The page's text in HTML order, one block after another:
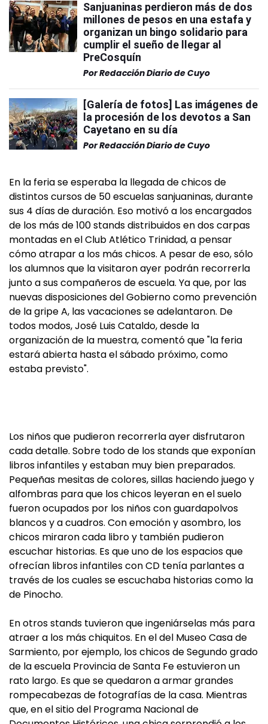
Sanjuaninas perdieron más de dos
millones de pesos en una estafa y
organizan un bingo solidario para
cumplir el sueño de llegar al
PreCosquín
PorRedacción Diario de Cuyo
[Galería de fotos] Las imágenes de
la procesión de los devotos a San
Cayetano en su día
PorRedacción Diario de Cuyo
En la feria se esperaba la llegada de chicos de
distintos cursos de 50 escuelas sanjuaninas, durante
sus 4 días de duración. Eso motivó a los encargados
de los más de 100 stands distribuidos en dos carpas
montadas en el Club Atlético Trinidad, a pensar
cómo atrapar a los más chicos. A pesar de eso, sólo
los alumnos que la visitaron ayer podrán recorrerla
junto a sus compañeros de escuela. Ya que, por las
nuevas disposiciones del Gobierno como prevención
de la gripe A, las vacaciones se adelantaron. De
todos modos, José Luis Cataldo, desde la
organización de la muestra, comentó que "la feria
estará abierta hasta el sábado próximo, como
estaba previsto".
Los niños que pudieron recorrerla ayer disfrutaron
cada detalle. Sobre todo de los stands que exponían
libros infantiles y estaban muy bien preparados.
Pequeñas mesitas de colores, sillas haciendo juego y
alfombras para que los chicos leyeran en el suelo
fueron ocupados por los niños con guardapolvos
blancos y a cuadros. Con emoción y asombro, los
chicos miraron cada libro y también pudieron
escuchar historias. Es que uno de los espacios que
ofrecían libros infantiles con CD tenía parlantes a
través de los cuales se escuchaba historias como la
de Pinocho.
En otros stands tuvieron que ingeniárselas más para
atraer a los más chiquitos. En el del Museo Casa de
Sarmiento, por ejemplo, los chicos de Segundo grado
de la escuela Provincia de Santa Fe estuvieron un
rato largo. Es que se quedaron a armar grandes
rompecabezas de fotografías de la casa. Mientras
que, en el sitio del Programa Nacional de